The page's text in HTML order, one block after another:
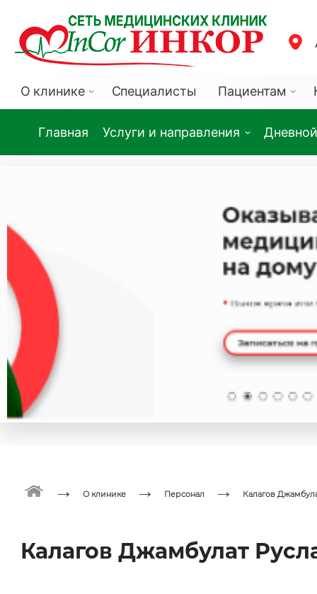
О клинике Специалисты Пациентам
Главная Услуги и направления
→ О клинике → Персонал → Калагов
Калагов Джамбулат